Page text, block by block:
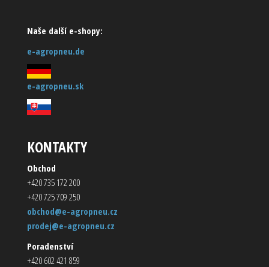
Naše další e-shopy:
e-agropneu.de
e-agropneu.sk
KONTAKTY
Obchod
+420 735 172 200
+420 725 709 250
obchod@e-agropneu.cz
prodej@e-agropneu.cz
Poradenství
+420 602 421 859